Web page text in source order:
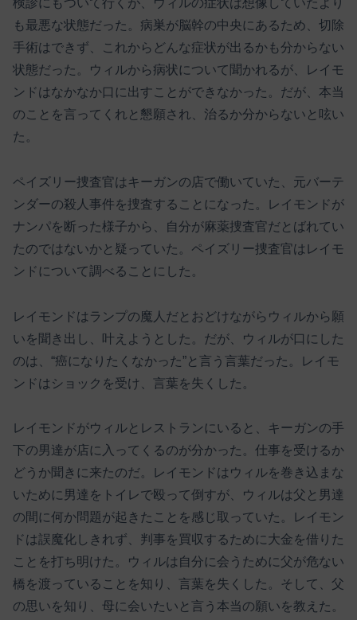
検診にもついて行くが、ウィルの症状は想像していたより
も最悪な状態だった。病巣が脳幹の中央にあるため、切除
手術はできず、これからどんな症状が出るかも分からない
状態だった。ウィルから病状について聞かれるが、レイモ
ンドはなかなか口に出すことができなかった。だが、本当
のことを言ってくれと懇願され、治るか分からないと呟い
た。
ペイズリー捜査官はキーガンの店で働いていた、元バーテ
ンダーの殺人事件を捜査することになった。レイモンドが
ナンパを断った様子から、自分が麻薬捜査官だとばれてい
たのではないかと疑っていた。ペイズリー捜査官はレイモ
ンドについて調べることにした。
レイモンドはランプの魔人だとおどけながらウィルから願
いを聞き出し、叶えようとした。だが、ウィルが口にした
のは、“癌になりたくなかった”と言う言葉だった。レイモ
ンドはショックを受け、言葉を失くした。
レイモンドがウィルとレストランにいると、キーガンの手
下の男達が店に入ってくるのが分かった。仕事を受けるか
どうか聞きに来たのだ。レイモンドはウィルを巻き込まな
いために男達をトイレで殴って倒すが、ウィルは父と男達
の間に何か問題が起きたことを感じ取っていた。レイモン
ドは誤魔化しきれず、判事を買収するために大金を借りた
ことを打ち明けた。ウィルは自分に会うために父が危ない
橋を渡っていることを知り、言葉を失くした。そして、父
の思いを知り、母に会いたいと言う本当の願いを教えた。